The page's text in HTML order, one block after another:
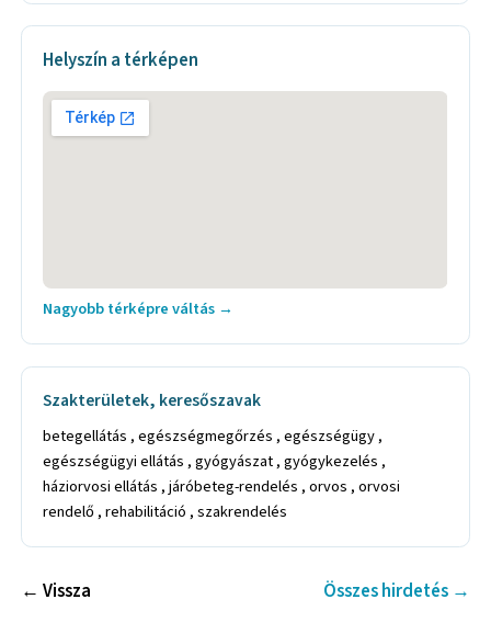
Helyszín a térképen
Nagyobb térképre váltás →
Szakterületek, keresőszavak
betegellátás , egészségmegőrzés , egészségügy ,
egészségügyi ellátás , gyógyászat , gyógykezelés ,
háziorvosi ellátás , járóbeteg-rendelés , orvos , orvosi
rendelő , rehabilitáció , szakrendelés
← Vissza Összes hirdetés →